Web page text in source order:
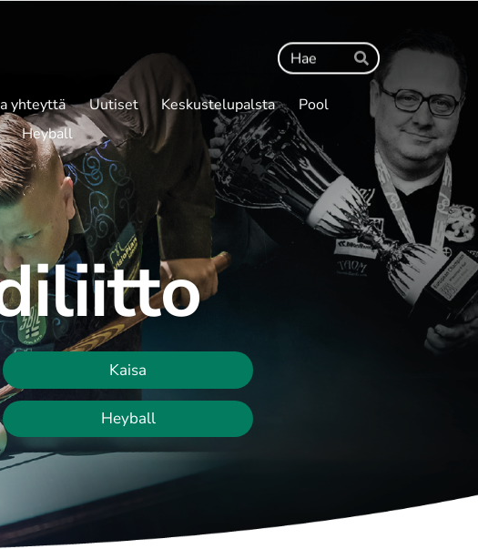
Haku
Hae
yhteyttä Uutiset Keskustelupalsta
Pool
Heyball
Kaisa
Heyball